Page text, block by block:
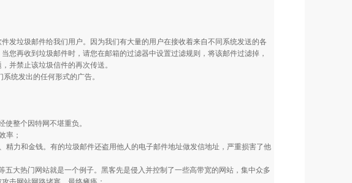
发垃圾邮件给我们用户。因为我们有大量的用户在接收着来自不同系统发送的各
您再收到垃圾邮件时，请您在邮箱的过滤器中设置过滤规则，将该邮件过滤掉，
并禁止该垃圾信件的再次传送。
统发出的任何形式的广告。
整个因特网不堪重负。
率；
力和金钱。有的垃圾邮件还盗用他人的电子邮件地址做发信地址，严重损害了他
热门网站就是一个例子。黑客先是侵入并控制了一些高带宽的网站，集中众多
击网站网路堵塞，最终瘫痪；